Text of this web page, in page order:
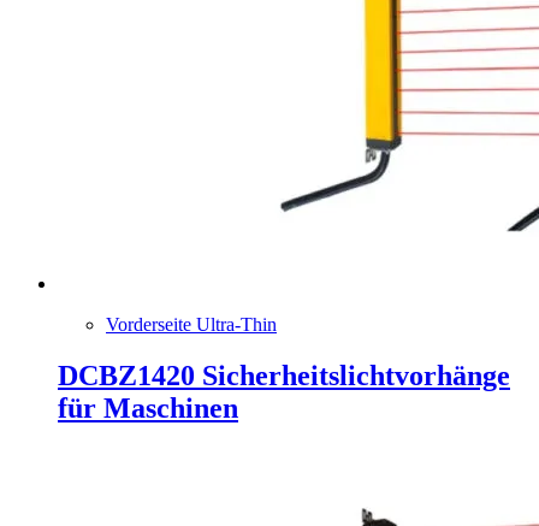
Vorderseite Ultra-Thin
DCBZ1420 Sicherheitslichtvorhänge
für Maschinen